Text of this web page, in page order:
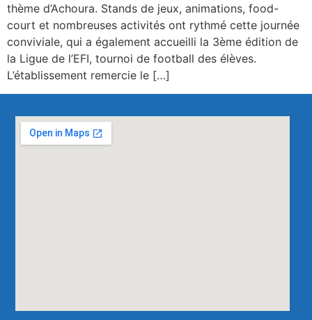
thème d’Achoura. Stands de jeux, animations, food-
court et nombreuses activités ont rythmé cette journée
conviviale, qui a également accueilli la 3ème édition de
la Ligue de l’EFI, tournoi de football des élèves.
L’établissement remercie le […]